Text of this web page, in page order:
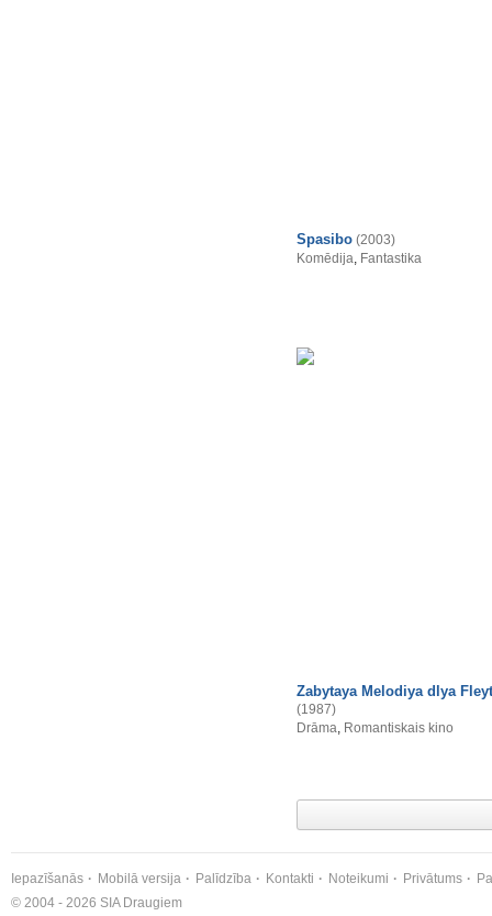
Spasibo (2003)
Komēdija, Fantastika
Zabytaya Melodiya dlya
(1987)
Drāma, Romantiskais kino
Iepazīšanās Mobilā versija Palīdzība Kontakti Noteikumi Privātums
© 2004 - 2026 SIA Draugiem